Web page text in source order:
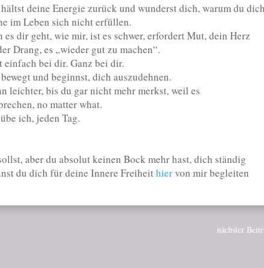
deine Energie zurück und wunderst dich, warum du
im Leben sich nicht erfüllen.
dir geht, wie mir, ist es schwer, erfordert Mut, dein Herz
Drang, es „wieder gut zu machen“.
bei dir. Ganz bei dir.
und beginnst, dich auszudehnen.
leichter, bis du gar nicht mehr merkst, weil es
no matter what.
ich, jeden Tag.
aber du absolut keinen Bock mehr hast, dich ständig
du dich für deine Innere Freiheithiervon mir begleiten
nächster